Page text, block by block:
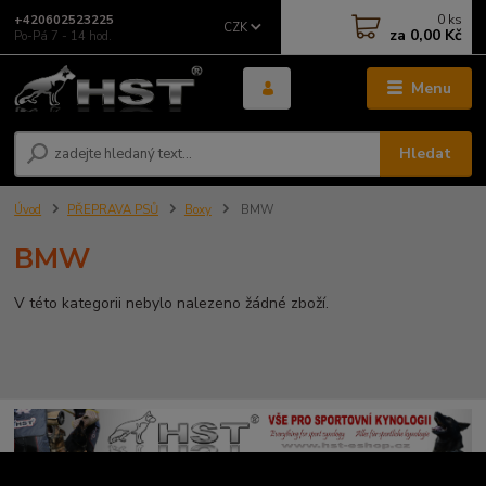
Menu
CZK
Hledat
+420602523225
Po-Pá 7 - 14 hod.
0 ks
za 0,00 Kč
Úvod PŘEPRAVA PSŮ Boxy BMW
BMW
V této kategorii nebylo nalezeno žádné zboží.